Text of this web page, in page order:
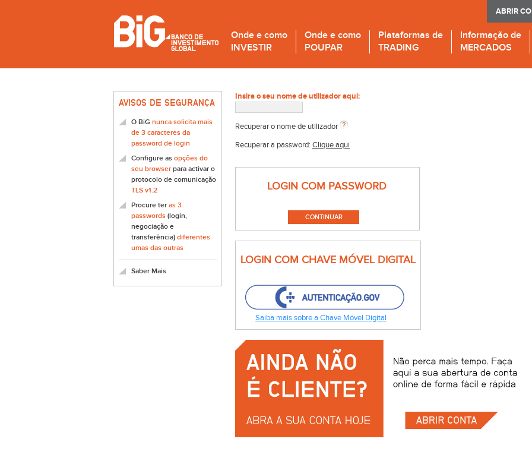
ABRIR
Onde e como
INVESTIR
Onde e como
POUPAR
Plataformas de
TRADING
Informação de
MERCADOS
AVISOS DE SEGURANÇA
O BiG nunca solicita mais
de 3 caracteres da
password de login
Configure as opções do
seu browser para activar o
protocolo de comunicação
TLS v1.2
Procure ter as 3
passwords (login,
negociação e
transferência) diferentes
umas das outras
Saber Mais
Insira o seu nome de utilizador aqui:
Recuperar o nome de utilizador
Recuperar a password: Clique aqui
LOGIN COM PASSWORD
LOGIN COM CHAVE MÓVEL DIGITAL
Saiba mais sobre a Chave Móvel Digital